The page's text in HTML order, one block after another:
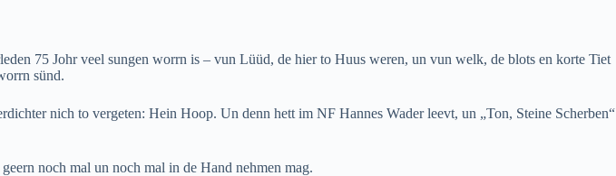
75 Johr veel sungen worrn is – vun Lüüd, de hier to Huus weren, un vun welk, de blots en korte Tiet
sünd.
nich to vergeten: Hein Hoop. Un denn hett im NF Hannes Wader leevt, un „Ton, Steine Scherben“
noch mal un noch mal in de Hand nehmen mag.